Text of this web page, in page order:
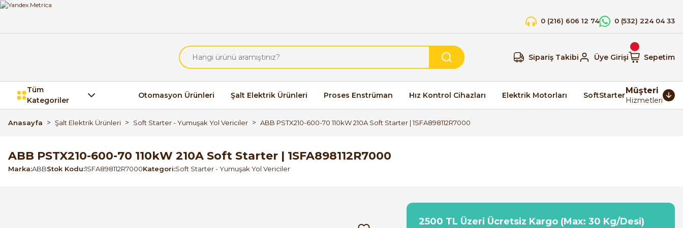
0 (216) 606 12 74 0 (532) 224 04 33
Sipariş Takibi Üye Girişi Sepetim
Tüm
Kategoriler
Otomasyon Ürünleri Şalt Elektrik Ürünleri Proses Enstrüman Hız Kontrol Cihazları Elektrik Motorları SoftStarterMüşteri
Hizmetleri
Anasayfa Şalt Elektrik Ürünleri Soft Starter - Yumuşak Yol Vericiler ABB PSTX210-600-70 110kW 210A Soft Starter | 1SFA898112R7000
ABB PSTX210-600-70 110kW 210A Soft Starter | 1SFA898112R7000
Marka ABBStok Kodu 1SFA898112R7000Kategori Soft Starter - Yumuşak Yol Vericiler
2500 TL Üzeri Ücretsiz Kargo (Max: 30 Kg/Desi)